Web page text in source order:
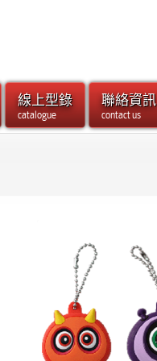
線上型錄
catalogue
聯絡資訊
contact us